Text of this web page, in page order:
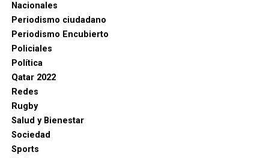
Nacionales
Periodismo ciudadano
Periodismo Encubierto
Policiales
Política
Qatar 2022
Redes
Rugby
Salud y Bienestar
Sociedad
Sports